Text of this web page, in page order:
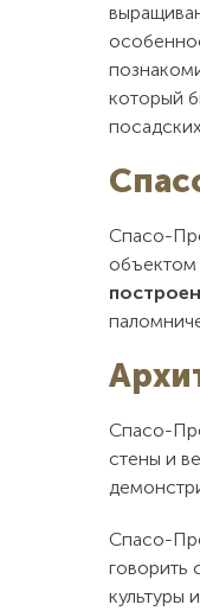
который
Спасо-
объектом
Спасо-
стены и
Спасо-
говорить
культуры